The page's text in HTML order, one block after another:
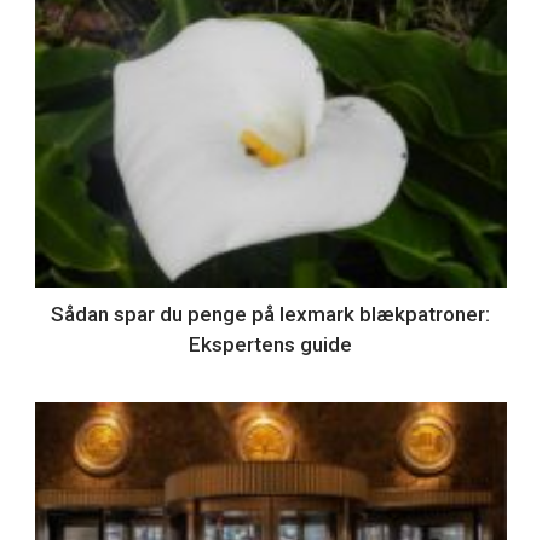
Sådan spar du penge på lexmark blækpatroner:
Ekspertens guide